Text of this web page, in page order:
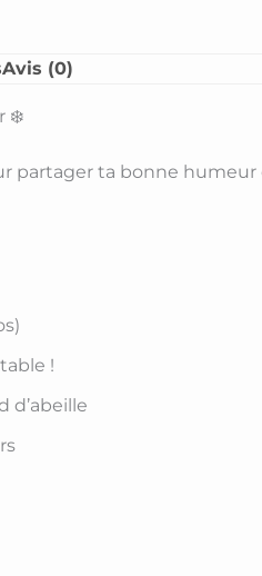
Avis (0)
❄️
partager ta bonne humeur
!
d’abeille